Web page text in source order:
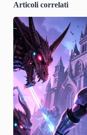
Articoli correlati